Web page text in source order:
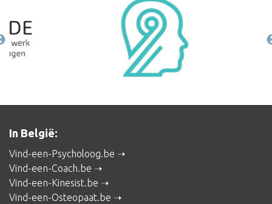
In België:
Vind-een-Psycholoog.be
Vind-een-Coach.be
Vind-een-Kinesist.be
Vind-een-Osteopaat.be